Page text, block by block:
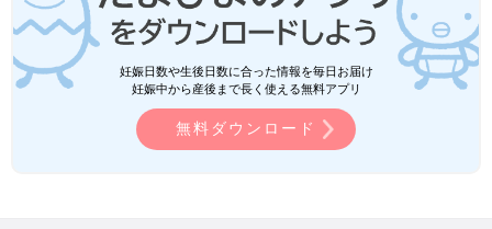
妊娠日数や生後日数に合った情報を毎日お届け
妊娠中から産後まで長く使える無料アプリ
無料ダウンロード